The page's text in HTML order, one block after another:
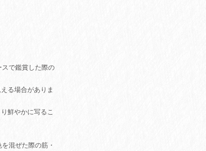
で鑑賞した際の
る場合がありま
鮮やかに写るこ
混ぜた際の筋・